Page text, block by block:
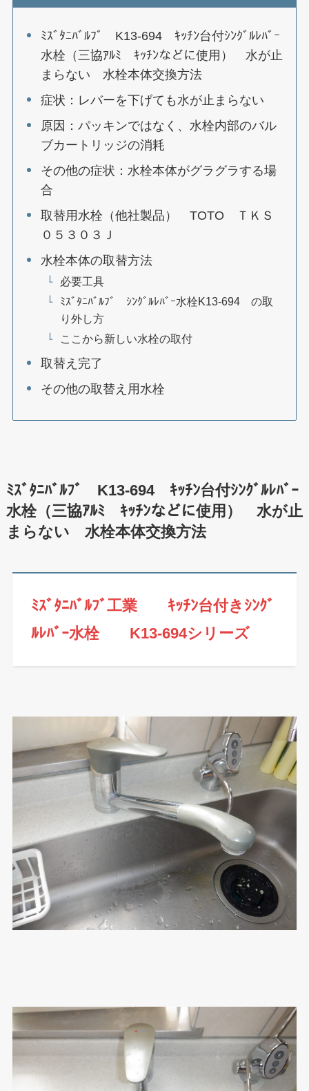
ﾐｽﾞﾀﾆﾊﾞﾙﾌﾞ K13-694 ｷｯﾁﾝ台付ｼﾝｸﾞﾙﾚﾊﾞｰ
水栓（三協ｱﾙﾐ ｷｯﾁﾝなどに使用） 水が止
まらない 水栓本体交換方法
症状：レバーを下げても水が止まらない
原因：パッキンではなく、水栓内部のバル
ブカートリッジの消耗
その他の症状：水栓本体がグラグラする場
合
取替用水栓（他社製品） TOTO ＴＫＳ
０５３０３Ｊ
水栓本体の取替方法
必要工具
ﾐｽﾞﾀﾆﾊﾞﾙﾌﾞ ｼﾝｸﾞﾙﾚﾊﾞｰ水栓K13-694 の取
り外し方
ここから新しい水栓の取付
取替え完了
その他の取替え用水栓
ﾐｽﾞﾀﾆﾊﾞﾙﾌﾞ K13-694 ｷｯﾁﾝ台付ｼﾝｸﾞﾙﾚﾊﾞｰ
水栓（三協ｱﾙﾐ ｷｯﾁﾝなどに使用） 水が止
まらない 水栓本体交換方法
ﾐｽﾞﾀﾆﾊﾞﾙﾌﾞ工業 ｷｯﾁﾝ台付きｼﾝｸﾞ
ﾙﾚﾊﾞｰ水栓 K13-694シリーズ